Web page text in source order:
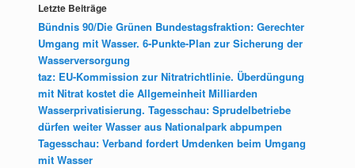
Letzte Beiträge
Bündnis 90/Die Grünen Bundestagsfraktion: Gerechter
Umgang mit Wasser. 6-Punkte-Plan zur Sicherung der
Wasserversorgung
taz: EU-Kommission zur Nitratrichtlinie. Überdüngung
mit Nitrat kostet die Allgemeinheit Milliarden
Wasserprivatisierung. Tagesschau: Sprudelbetriebe
dürfen weiter Wasser aus Nationalpark abpumpen
Tagesschau: Verband fordert Umdenken beim Umgang
mit Wasser